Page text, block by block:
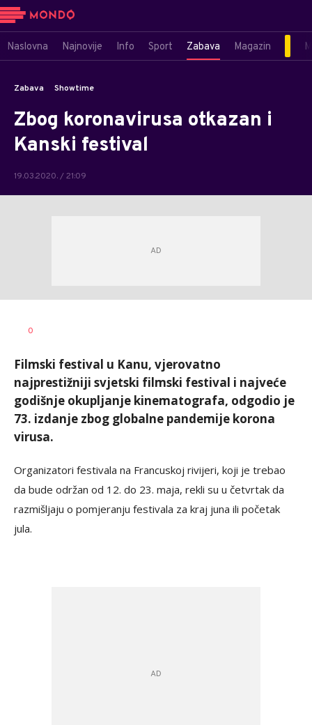
Naslovna Najnovije Info Sport Zabava Magazin
Zabava Showtime
Zbog koronavirusa otkazan i
Kanski festival
19.03.2020. / 21:09
AUTOR
0
Filmski festival u Kanu, vjerovatno
najprestižniji svjetski filmski festival i najveće
godišnje okupljanje kinematografa, odgodio je
73. izdanje zbog globalne pandemije korona
virusa.
Organizatori festivala na Francuskoj rivijeri, koji je trebao
da bude održan od 12. do 23. maja, rekli su u četvrtak da
razmišljaju o pomjeranju festivala za kraj juna ili početak
jula.